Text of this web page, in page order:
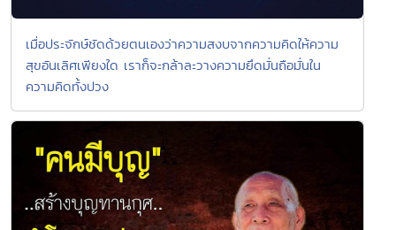
เมื่อประจักษ์ชัดด้วยตนเองว่าความสงบจากความคิดให้ความ
สุขอันเลิศเพียงใด เราก็จะกล้าละวางความยึดมั่นถือมั่นใน
ความคิดทั้งปวง